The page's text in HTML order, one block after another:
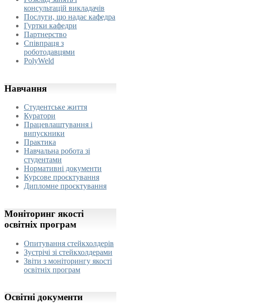
консультацій викладачів
Послуги, що надає кафедра
Гуртки кафедри
Партнерство
Співпраця з
роботодавцями
PolyWeld
Навчання
Студентське життя
Куратори
Працевлаштування і
випускники
Практика
Навчальна робота зі
студентами
Нормативні документи
Курсове проєктування
Дипломне проєктування
Моніторинг якості
освітніх програм
Опитування стейкхолдерів
Зустрічі зі стейкхолдерами
Звіти з моніторингу якості
освітніх програм
Освітні документи